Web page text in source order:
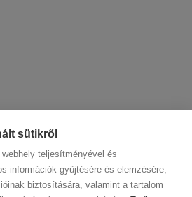
sütikről
teljesítményével és
információk gyűjtésére és elemzésére,
biztosítására, valamint a tartalom